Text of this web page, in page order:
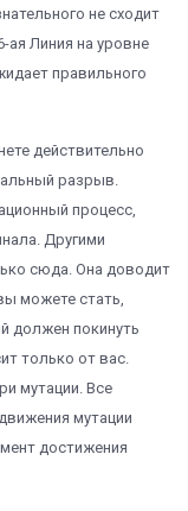
не сходит
ая Линия на уровне
правильного
действительно
разрыв.
процесс,
Другими
сюда. Она доводит
можете стать,
должен покинуть
только от вас.
мутации. Все
мутации
достижения